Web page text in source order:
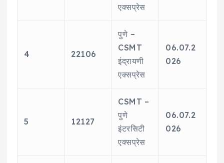
एक्सप्रेस
4 22106
पुणे –
CSMT
इंद्रायणी
एक्सप्रेस
06.07.2
026
5 12127
CSMT –
पुणे
इंटरसिटी
एक्सप्रेस
06.07.2
026